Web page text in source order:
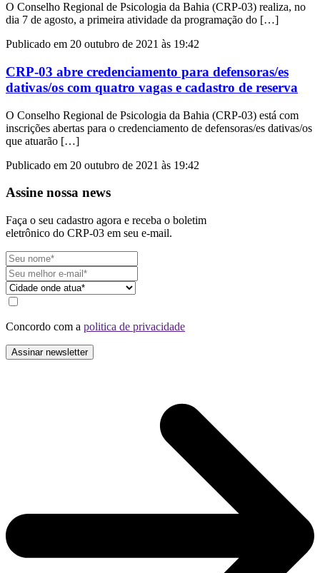
O Conselho Regional de Psicologia da Bahia (CRP-03) realiza, no
dia 7 de agosto, a primeira atividade da programação do […]
Publicado em 20 outubro de 2021 às 19:42
CRP-03 abre credenciamento para defensoras/es
dativas/os com quatro vagas e cadastro de reserva
O Conselho Regional de Psicologia da Bahia (CRP-03) está com
inscrições abertas para o credenciamento de defensoras/es dativas/os
que atuarão […]
Publicado em 20 outubro de 2021 às 19:42
Assine nossa news
Faça o seu cadastro agora e receba o boletim
eletrônico do CRP-03 em seu e-mail.
Concordo com a politica de privacidade